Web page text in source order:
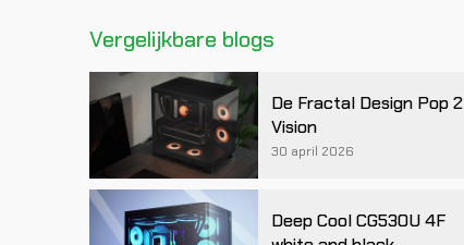
Vergelijkbare blogs
De Fractal Design Pop 2
Vision
30 april 2026
Deep Cool CG530U 4F